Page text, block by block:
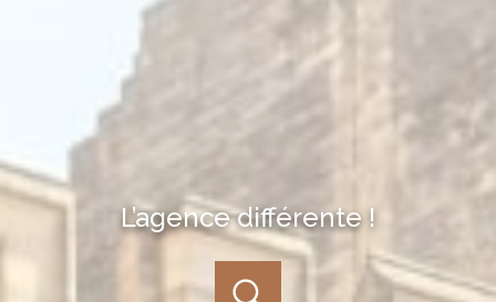
L’agence différente !